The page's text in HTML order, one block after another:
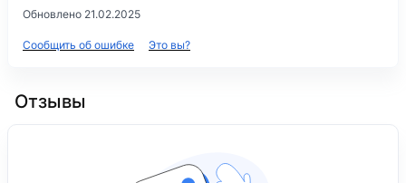
Обновлено 21.02.2025
Сообщить об ошибке Это вы?
Отзывы